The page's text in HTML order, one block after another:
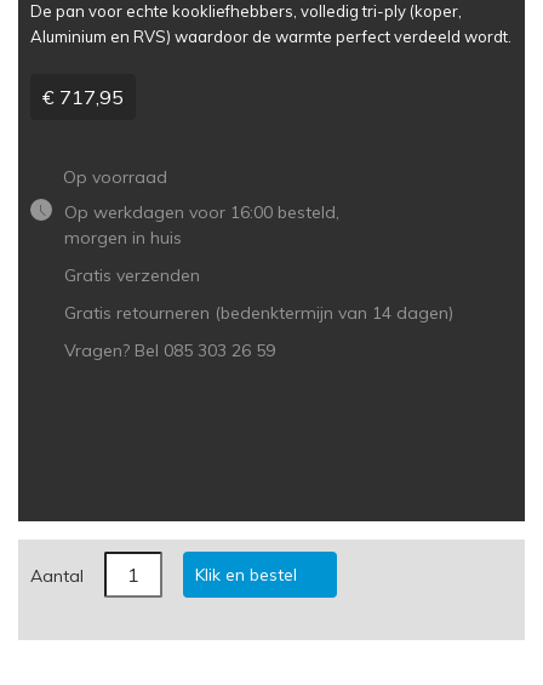
De pan voor echte kookliefhebbers, volledig tri-ply (koper,
Aluminium en RVS) waardoor de warmte perfect verdeeld wordt.
€ 717,95
Op voorraad
Op werkdagen voor 16:00 besteld,
morgen in huis
Gratis verzenden
Gratis retourneren (bedenktermijn van 14 dagen)
Vragen? Bel 085 303 26 59
Aantal Klik en bestel